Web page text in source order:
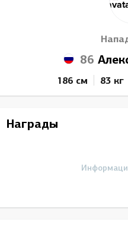
86
186 см 83 кг
Награды